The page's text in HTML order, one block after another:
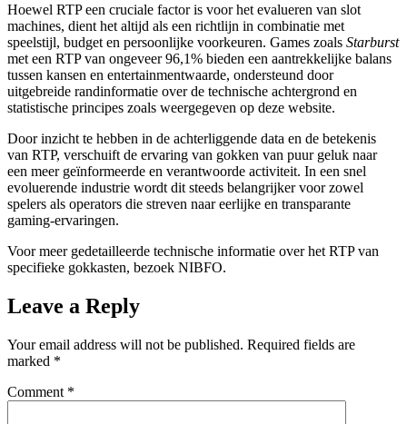
Hoewel RTP een cruciale factor is voor het evalueren van slot
machines, dient het altijd als een richtlijn in combinatie met
speelstijl, budget en persoonlijke voorkeuren. Games zoals Starburst
met een RTP van ongeveer 96,1% bieden een aantrekkelijke balans
tussen kansen en entertainmentwaarde, ondersteund door
uitgebreide randinformatie over de technische achtergrond en
statistische principes zoals weergegeven op deze website.
Door inzicht te hebben in de achterliggende data en de betekenis
van RTP, verschuift de ervaring van gokken van puur geluk naar
een meer geïnformeerde en verantwoorde activiteit. In een snel
evoluerende industrie wordt dit steeds belangrijker voor zowel
spelers als operators die streven naar eerlijke en transparante
gaming-ervaringen.
Voor meer gedetailleerde technische informatie over het RTP van
specifieke gokkasten, bezoek NIBFO.
Leave a Reply
Your email address will not be published. Required fields are
marked *
Comment *